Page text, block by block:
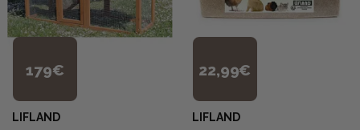
179€
LIFLAND
22,99€
LIFLAND